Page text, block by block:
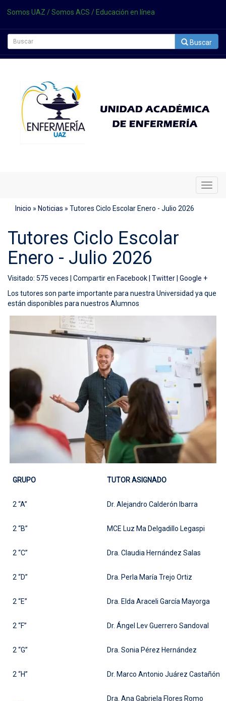
Somos UAZ / Somos ACS / Educación en línea
Buscar
Inicio » Noticias » Tutores Ciclo Escolar Enero - Julio 2026
Tutores Ciclo Escolar
Enero - Julio 2026
Visitado: 575 veces | Compartir en Facebook Twitter Google +
Los tutores son parte importante para nuestra Universidad ya que
están disponibles para nuestros Alumnos
GRUPO TUTOR ASIGNADO
2 “A” Dr. Alejandro Calderón Ibarra
2 “B” MCE Luz Ma Delgadillo Legaspi
2 “C” Dra. Claudia Hernández Salas
2 “D” Dra. Perla María Trejo Ortiz
2 “E” Dra. Elda Araceli García Mayorga
2 “F” Dr. Ángel Lev Guerrero Sandoval
2 “G” Dra. Sonia Pérez Hernández
2 “H” Dr. Marco Antonio Juárez Castañón
Dra. Ana Gabriela Flores Romo